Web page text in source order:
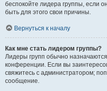
беспокойте лидера группы, если
быть для этого свои причины.
Вернуться к началу
Как мне стать лидером группы?
Лидеры групп обычно
конференции. Если вы
свяжитесь с администратором;
сообщение.